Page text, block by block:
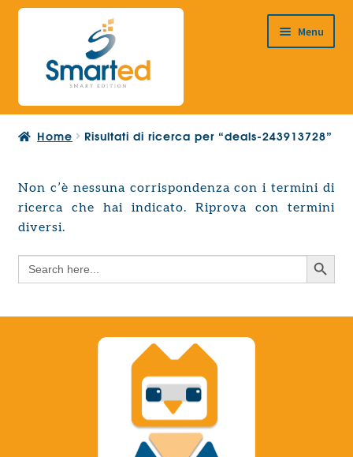
Vai
navigazione
Vai
contenuto
Menu
HOME
PRODOTTI
Espandi
il
child
PROGETTAZIONE EUROPEA
menu
child
Search
Home Risultati di ricerca per “deals-243913728”
Non c’è nessuna corrispondenza con i termini di
ricerca che hai indicato. Riprova con termini
diversi.
Search
for:
Search Button